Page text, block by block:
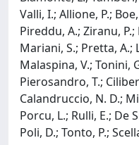
Valli, I.; Allione, P.;
Pireddu, A.; Ziranu,
Mariani, S.; Pretta, A.;
Malaspina, V.; Tonini,
Pierosandro, T.;
Calandruccio, N. D.;
Porcu, L.; Rulli, E.; De
Poli, D.; Tonto, P.;